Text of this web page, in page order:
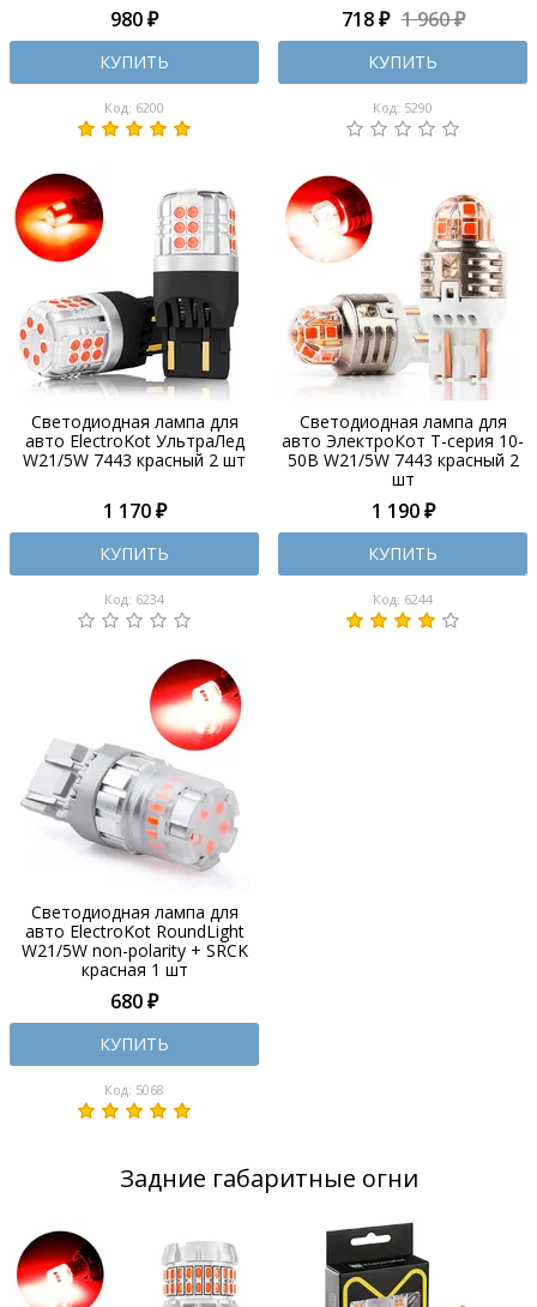
980 ₽
КУПИТЬ
Код: 6200
718 ₽ 1 960 ₽
КУПИТЬ
Код: 5290
Светодиодная лампа для
авто ElectroKot УльтраЛед
W21/5W 7443 красный 2 шт
1 170 ₽
КУПИТЬ
Код: 6234
Светодиодная лампа для
авто ЭлектроКот Т-серия 10-
50В W21/5W 7443 красный 2
шт
1 190 ₽
КУПИТЬ
Код: 6244
Светодиодная лампа для
авто ElectroKot RoundLight
W21/5W non-polarity + SRCK
красная 1 шт
680 ₽
КУПИТЬ
Код: 5068
Задние габаритные огни